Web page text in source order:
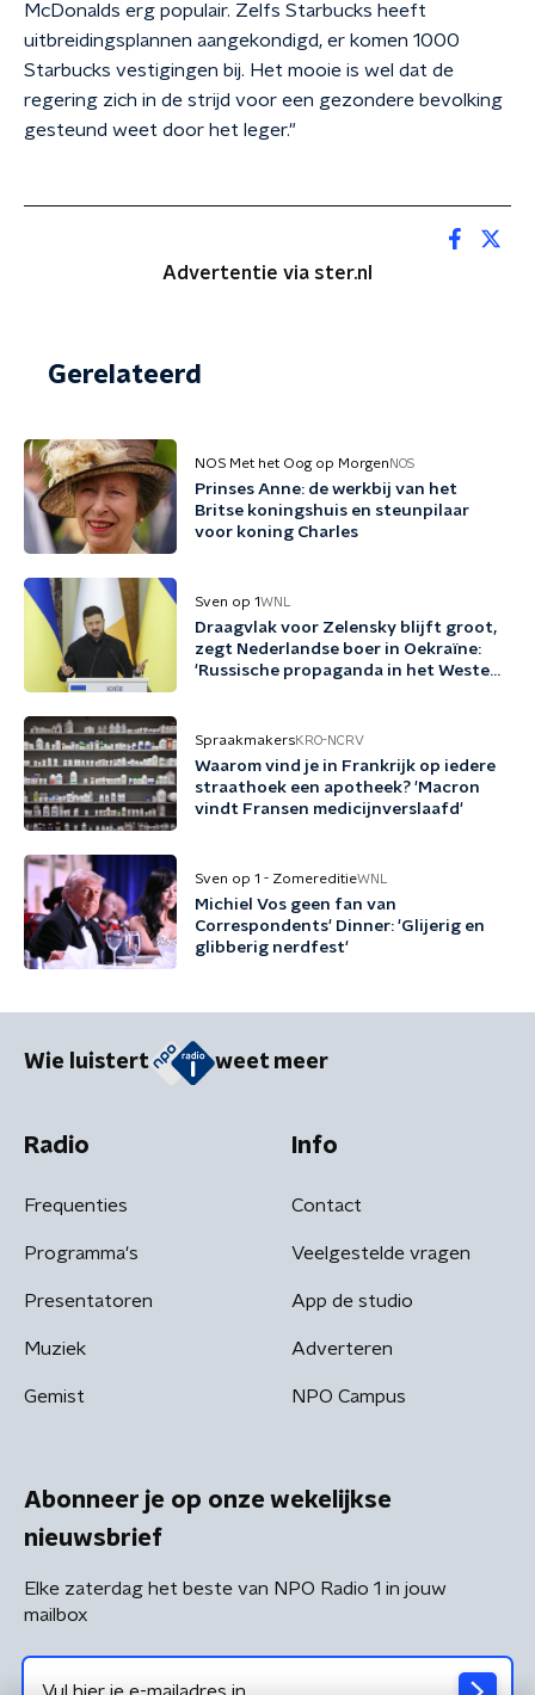
McDonalds erg populair. Zelfs Starbucks heeft
uitbreidingsplannen aangekondigd, er komen 1000
Starbucks vestigingen bij. Het mooie is wel dat de
regering zich in de strijd voor een gezondere bevolking
gesteund weet door het leger."
Advertentie via ster.nl
Gerelateerd
NOS Met het Oog op Morgen NOS
Prinses Anne: de werkbij van het
Britse koningshuis en steunpilaar
voor koning Charles
Sven op 1WNL
Draagvlak voor Zelensky blijft groot,
zegt Nederlandse boer in Oekraïne:
'Russische propaganda in het Westen
SpraakmakersKRO-NCRV
Waarom vind je in Frankrijk op iedere
straathoek een apotheek? 'Macron
vindt Fransen medicijnverslaafd'
Sven op 1 - ZomereditieWNL
Michiel Vos geen fan van
Correspondents' Dinner: 'Glijerig en
glibberig nerdfest'
Wie luistert weet meer
Radio
Frequenties
Programma's
Presentatoren
Muziek
Gemist
Info
Contact
Veelgestelde vragen
App de studio
Adverteren
NPO Campus
Abonneer je op onze wekelijkse
nieuwsbrief
Elke zaterdag het beste van NPO Radio 1 in jouw
mailbox